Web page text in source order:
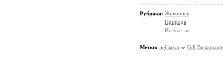
Рубрики: Живопись
Природа
Искусство
Метки: пейзажи Gill Bustamante